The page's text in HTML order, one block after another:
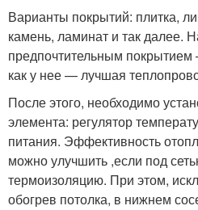
Варианты покрытий: плитка,
камень, ламинат и так далее.
предпочтительным покрытием
как у нее — лучшая
После этого, необходимо
элемента: регулятор
питания. Эффективность
можно улучшить ,если под
термоизоляцию. При этом,
обогрев потолка, в нижнем